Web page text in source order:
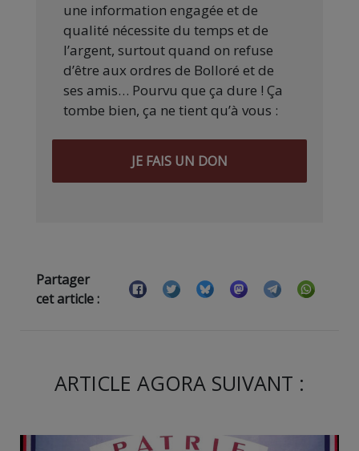
une information engagée et de
qualité nécessite du temps et de
l’argent, surtout quand on refuse
d’être aux ordres de Bolloré et de
ses amis… Pourvu que ça dure ! Ça
tombe bien, ça ne tient qu’à vous :
JE FAIS UN DON
Partager
cet article :
ARTICLE AGORA SUIVANT :